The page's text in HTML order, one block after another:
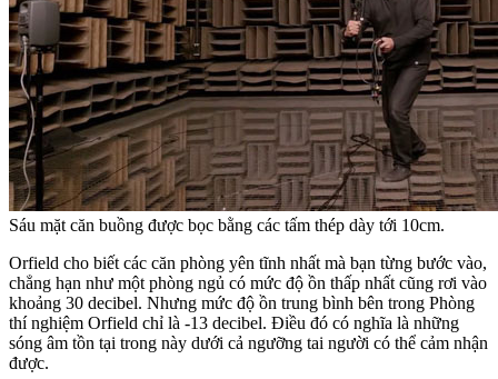
Sáu mặt căn buồng được bọc bằng các tấm thép dày tới 10cm.
Orfield cho biết các căn phòng yên tĩnh nhất mà bạn từng bước vào,
chẳng hạn như một phòng ngủ có mức độ ồn thấp nhất cũng rơi vào
khoảng 30 decibel. Nhưng mức độ ồn trung bình bên trong Phòng
thí nghiệm Orfield chỉ là -13 decibel. Điều đó có nghĩa là những
sóng âm tồn tại trong này dưới cả ngưỡng tai người có thể cảm nhận
được.